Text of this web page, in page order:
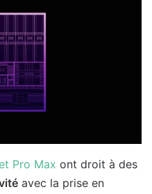
Pro Max ont droit à des
avec la prise en